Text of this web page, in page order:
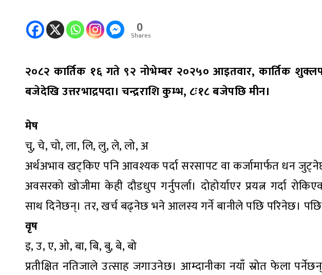
0
Shares
२०८२ कार्तिक १६ गते ९२ नोभेम्बर २०२५० आइतवार, कार्तिक शुक्लपक्ष
बजेदेखि उत्तरभाद्रपदा। चन्द्रराशि कुम्भ, ८ः१८ बजेपछि मीन।
मेष
चु, चे, चो, ला, लि, लु, ले, लो, अ
अर्थअभाव खट्किए पनि आवश्यक पर्दा सरसापट वा कर्जामार्फत धन
अवसरको खोजीमा केही दौडधुप गर्नुपर्ला। दोहोर्याएर प्रयत्न गर्दा
साथ दिनेछन्। तर, खर्च बढ्नेछ भने आलस्य गर्ने बानीले पछि परिनेछ।
वृष
इ, उ, ए, ओ, बा, बि, बु, बे, बो
प्रतीक्षित नतिजाले उत्साह जगाउनेछ। आम्दानीका नयाँ स्रोत फेला